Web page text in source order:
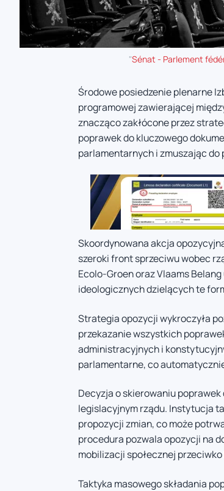
"Sénat - Parlement
Środowe posiedzenie plenarne
programowej zawierającej
znacząco zakłócone przez
poprawek do kluczowego
parlamentarnych i zmuszając do
Skoordynowana akcja
szeroki front sprzeciwu wobec
Ecolo-Groen oraz Vlaams
ideologicznych dzielących te
Strategia opozycji wykroczyła
przekazanie wszystkich
administracyjnych i
parlamentarne, co
Decyzja o skierowaniu
legislacyjnym rządu. Instytucja
propozycji zmian, co może
procedura pozwala opozycji na
mobilizacji społecznej
Taktyka masowego składania